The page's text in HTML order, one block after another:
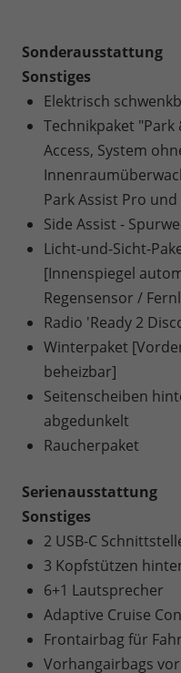
Sonderausstattung
Sonstiges
Elektrisch
Technikpaket
Access, System
Park Assist Pro
Side Assist -
Licht-und-Sicht-
[Innenspiegel
Regensensor /
Radio 'Ready 2
Winterpaket
beheizbar]
Seitenscheiben
abgedunkelt
Raucherpaket
Serienausstattung
Sonstiges
2 USB-C
3 Kopfstützen
6+1 Lautsprecher
Adaptive Cruise
Frontairbag für
Vorhangairbags